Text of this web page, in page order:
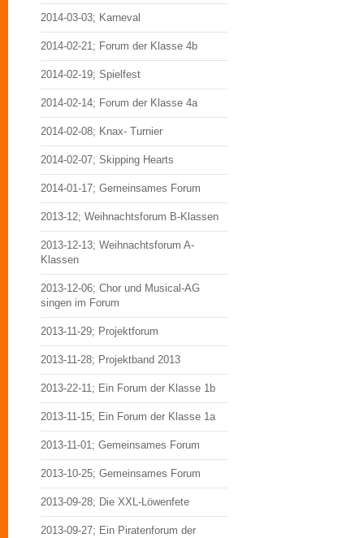
2014-03-03; Karneval
2014-02-21; Forum der Klasse 4b
2014-02-19; Spielfest
2014-02-14; Forum der Klasse 4a
2014-02-08; Knax- Turnier
2014-02-07; Skipping Hearts
2014-01-17; Gemeinsames Forum
2013-12; Weihnachtsforum B-Klassen
2013-12-13; Weihnachtsforum A-
Klassen
2013-12-06; Chor und Musical-AG
singen im Forum
2013-11-29; Projektforum
2013-11-28; Projektband 2013
2013-22-11; Ein Forum der Klasse 1b
2013-11-15; Ein Forum der Klasse 1a
2013-11-01; Gemeinsames Forum
2013-10-25; Gemeinsames Forum
2013-09-28; Die XXL-Löwenfete
2013-09-27; Ein Piratenforum der